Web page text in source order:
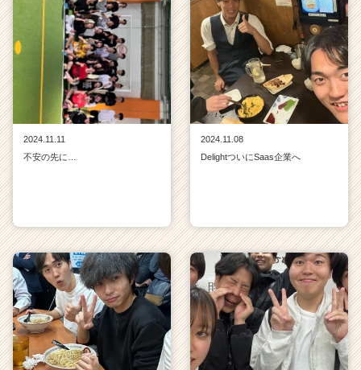
2024.11.11
不安の先に…
2024.11.08
DelightついにSaas企業へ